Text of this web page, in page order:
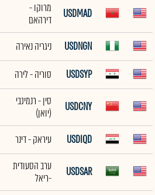
USDMAD
מרוקו -
דירהאם
USDNGN ניגריה נאירה
USDSYP
סוריה - לירה
USDCNY
סין - רנמינבי
(יואן)
USDIQD עיראק - דינר
USDSAR
ערב הסעודית
-ריאל